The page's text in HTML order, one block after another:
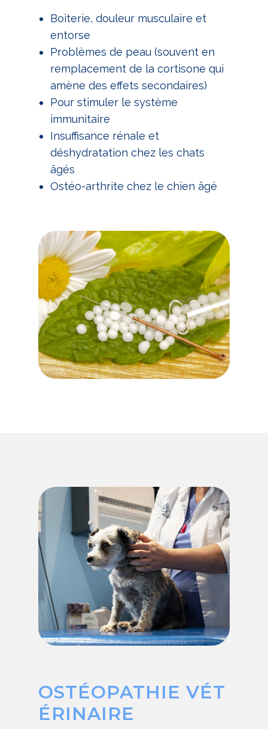
Boiterie, douleur musculaire et
entorse
Problèmes de peau (souvent en
remplacement de la cortisone qui
amène des effets secondaires)
Pour stimuler le système
immunitaire
Insuffisance rénale et
déshydratation chez les chats
âgés
Ostéo-arthrite chez le chien âgé
OSTÉOPATHIE VÉT
ÉRINAIRE